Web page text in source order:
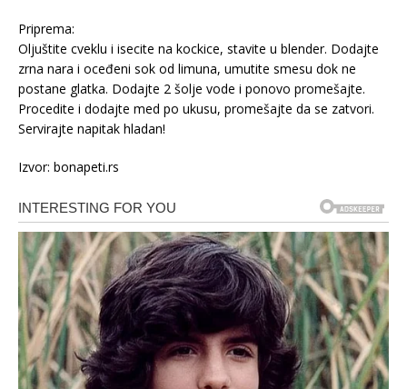
Priprema:
Oljuštite cveklu i isecite na kockice, stavite u blender. Dodajte
zrna nara i oceđeni sok od limuna, umutite smesu dok ne
postane glatka. Dodajte 2 šolje vode i ponovo promešajte.
Procedite i dodajte med po ukusu, promešajte da se zatvori.
Servirajte napitak hladan!
Izvor: bonapeti.rs